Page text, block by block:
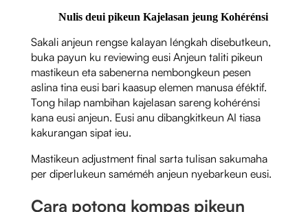
Nulis deui pikeun Kajelasan jeung Kohérénsi
Sakali anjeun rengse kalayan léngkah disebutkeun,
buka payun ku reviewing eusi Anjeun taliti pikeun
mastikeun eta sabenerna nembongkeun pesen
aslina tina eusi bari kaasup elemen manusa éféktif.
Tong hilap nambihan kajelasan sareng kohérénsi
kana eusi anjeun. Eusi anu dibangkitkeun AI tiasa
kakurangan sipat ieu.
Mastikeun adjustment final sarta tulisan sakumaha
per diperlukeun saméméh anjeun nyebarkeun eusi.
Cara potong kompas pikeun